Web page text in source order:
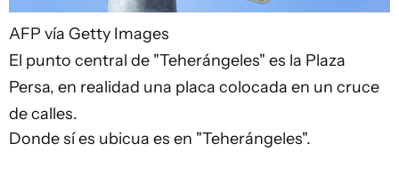
AFP vía Getty Images
El punto central de "Teherángeles" es la Plaza
Persa, en realidad una placa colocada en un cruce
de calles.
Donde sí es ubicua es en "Teherángeles".